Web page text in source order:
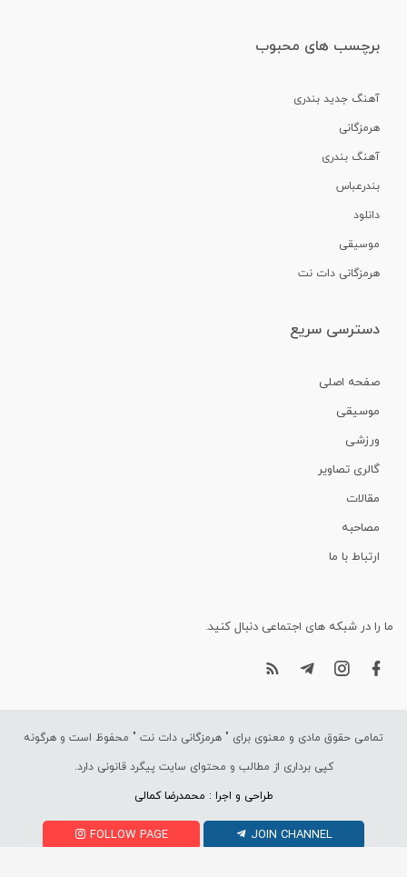
برچسب های محبوب
آهنگ جدید بندری
هرمزگانی
آهنگ بندری
بندرعباس
دانلود
موسیقی
هرمزگانی دات نت
دسترسی سریع
صفحه اصلی
موسیقی
ورزشی
گالری تصاویر
مقالات
مصاحبه
ارتباط با ما
ما را در شبکه های اجتماعی دنبال کنید.
تمامی حقوق مادی و معنوی برای " هرمزگانی دات نت " محفوظ است و هرگونه
کپی برداری از مطالب و محتوای سایت پیگرد قانونی دارد.
طراحی و اجرا : محمدرضا کمالی
FOLLOW PAGE JOIN CHANNEL